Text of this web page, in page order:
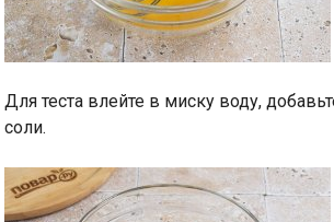
Для теста влейте в миску воду,
соли.